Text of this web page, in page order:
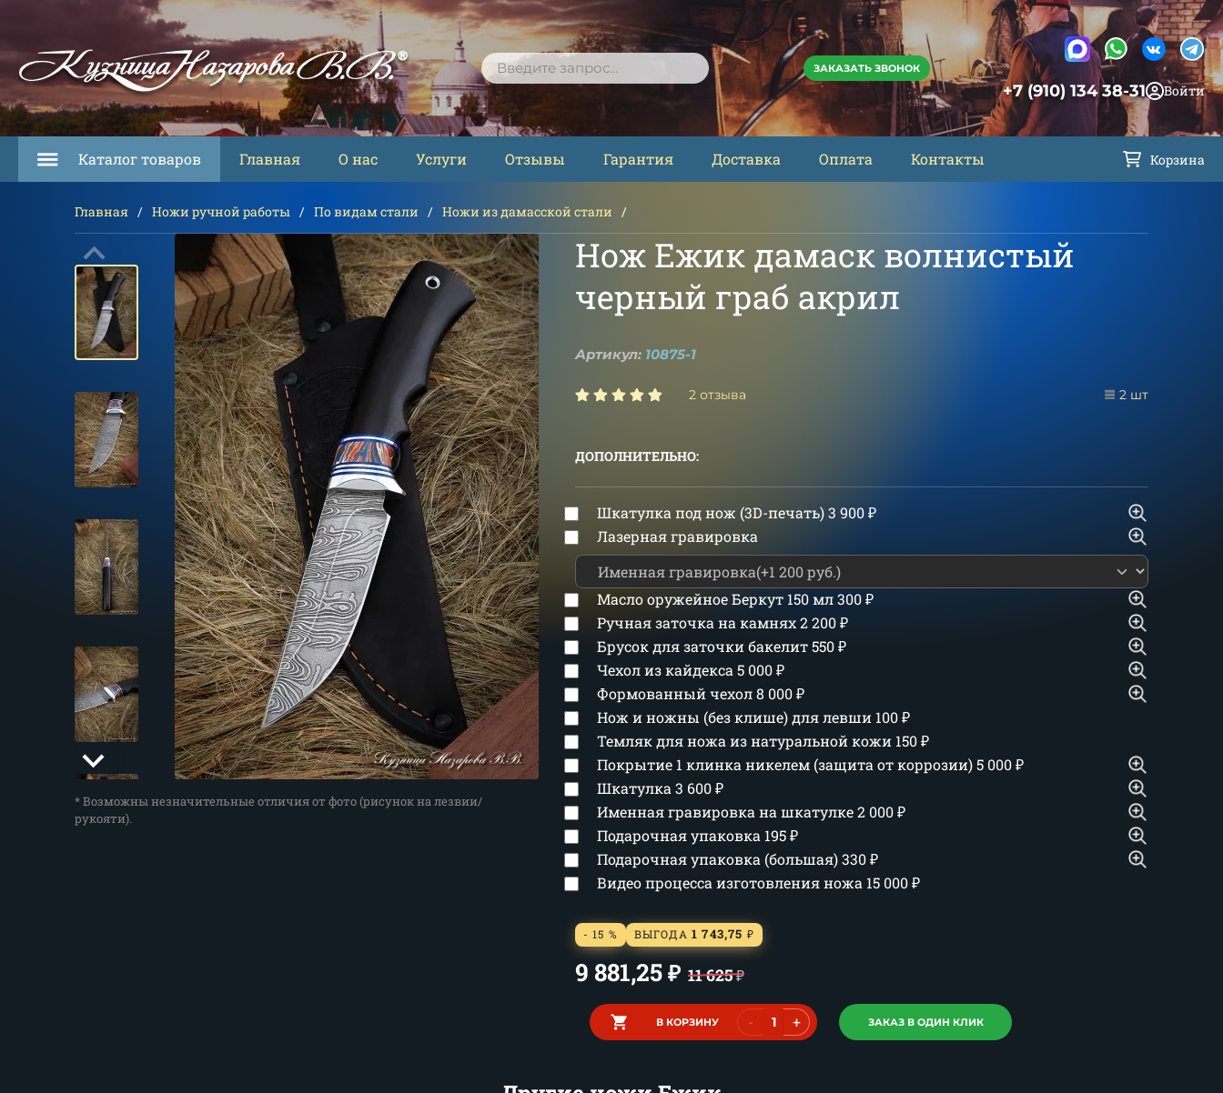
ПОИСК ЗАКАЗАТЬ ЗВОНОК
+7 (910) 134 38-31 Войти
Каталог товаров Главная О нас Услуги Отзывы Гарантия Доставка Оплата Контакты Корзина
Главная Ножи ручной работы По видам стали Ножи из дамасской стали
* Возможны незначительные отличия от фото (рисунок на лезвии/
рукояти).
Нож Ежик дамаск волнистый
черный граб акрил
Артикул: 10875-1
2 отзыва 2 шт
ДОПОЛНИТЕЛЬНО:
Шкатулка под нож (3D-печать)3 900₽
Лазерная гравировка
Масло оружейное Беркут 150 мл300₽
Ручная заточка на камнях2 200₽
Брусок для заточки бакелит550₽
Чехол из кайдекса 5 000₽
Формованный чехол8 000₽
Нож и ножны (без клише) для левши 100₽
Темляк для ножа из натуральной кожи 150₽
Покрытие 1 клинка никелем (защита от коррозии)5 000₽
Шкатулка 3 600₽
Именная гравировка на шкатулке2 000₽
Подарочная упаковка 195₽
Подарочная упаковка (большая)330₽
Видео процесса изготовления ножа 15 000₽
- 15 % ВЫГОДА 1 743,75 ₽
9 881,25₽ 11 625₽
В КОРЗИНУ - + ЗАКАЗ В ОДИН КЛИК